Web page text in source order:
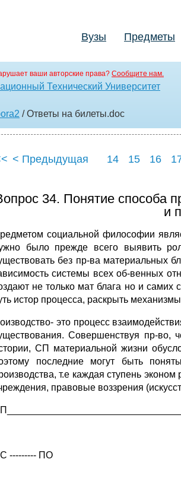
Вузы Предметы
ваши авторские права? Сообщите нам.
Технический Университет
/ Ответы на билеты.doc
< Предыдущая 14 15 16
34. Понятие способа
и
социальной философии
было прежде всего выявить
без пр-ва материальных
системы всех об-венных
не только мат блага но и самих
истор процесса, раскрыть
это процесс
Совершенствуя пр-во,
СП материальной жизни
последние могут быть
т.е каждая ступень
правовые воззрения
--------- ПО